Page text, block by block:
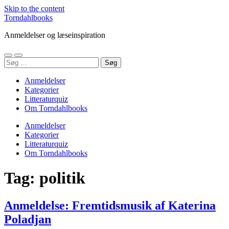
Skip to the content
Torndahlbooks
Anmeldelser og læseinspiration
Toggle
mobile
Toggle
search
Søg
efter:
Anmeldelser
Kategorier
Litteraturquiz
Om Torndahlbooks
Anmeldelser
Kategorier
Litteraturquiz
Om Torndahlbooks
Tag: politik
Anmeldelse: Fremtidsmusik af Katerina
Poladjan